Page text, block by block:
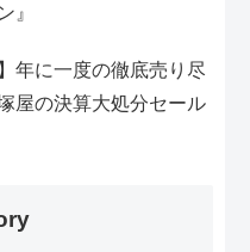
』
年に一度の徹底売り尽
屋の決算大処分セール